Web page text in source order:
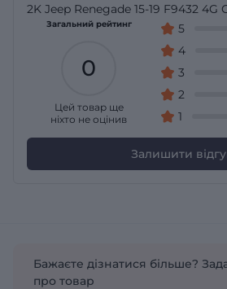
2K Jeep Renegade 15-19 F9432 4G
Загальний рейтинг
0
Цей товар ще
ніхто не оцінив
5
4
3
2
1
Залишити
Бажаєте дізнатися більше?
про товар